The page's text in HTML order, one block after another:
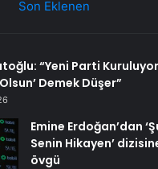
Son Eklenen
“Yeni Parti
Olsun’ Demek Düşer”
Emine Erdoğan’dan
Senin Hikayen’
övgü